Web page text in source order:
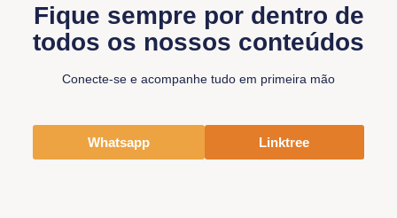
Fique sempre por dentro de
todos os nossos conteúdos
Conecte-se e acompanhe tudo em primeira mão
Whatsapp Linktree